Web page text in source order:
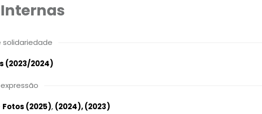
solidariedade
(2023/2024)
Fotos (2025), (2024),(2023)